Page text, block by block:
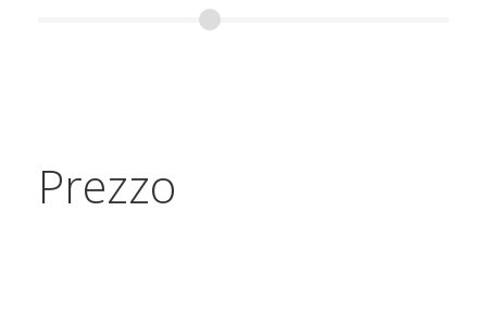
Prezzo